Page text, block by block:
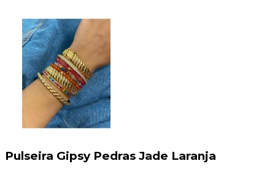
Pulseira Gipsy Pedras Jade Laranja